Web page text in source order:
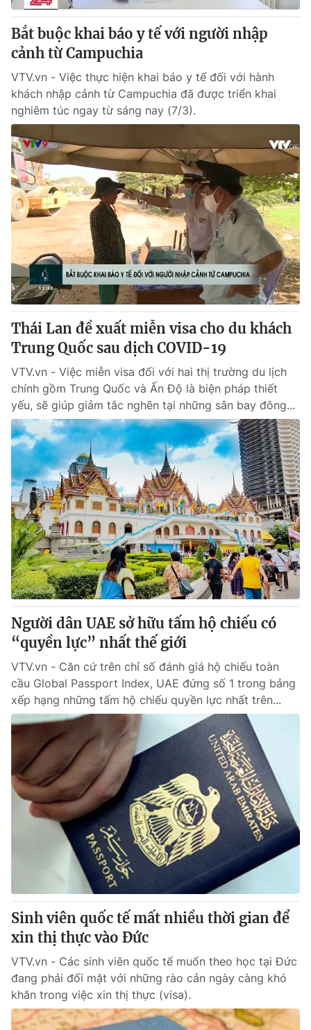
Bắt buộc khai báo y tế với người nhập
cảnh từ Campuchia
VTV.vn - Việc thực hiện khai báo y tế đối với hành
khách nhập cảnh từ Campuchia đã được triển khai
nghiêm túc ngay từ sáng nay (7/3).
Thái Lan đề xuất miễn visa cho du khách
Trung Quốc sau dịch COVID-19
VTV.vn - Việc miễn visa đối với hai thị trường du lịch
chính gồm Trung Quốc và Ấn Độ là biện pháp thiết
yếu, sẽ giúp giảm tắc nghẽn tại những sân bay đông...
Người dân UAE sở hữu tấm hộ chiếu có
“quyền lực” nhất thế giới
VTV.vn - Căn cứ trên chỉ số đánh giá hộ chiếu toàn
cầu Global Passport Index, UAE đứng số 1 trong bảng
xếp hạng những tấm hộ chiếu quyền lực nhất trên...
Sinh viên quốc tế mất nhiều thời gian để
xin thị thực vào Đức
VTV.vn - Các sinh viên quốc tế muốn theo học tại Đức
đang phải đối mặt với những rào cản ngày càng khó
khăn trong việc xin thị thực (visa).